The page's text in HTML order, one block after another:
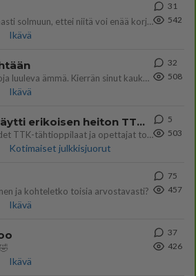
Välimme menivät niin pahasti solmuun, ettei niitä voi enää korjata. On aika jatkaa elämässä eteenpäin. Toivon sulle kaik
Ikävä
31
542
Olet pelkkä itsestään liikoja luuleva ämmä. Kierrän sinut kaukaa nyt ja aina. Olit mulle pelkkä lelu vaan.
Ikävä
32
508
Ernest Lawson täräytti erikoisen heiton TTK-lehdistötilaisuudessa: " Onko tässä tarkoituksena...?"
Ernest Lawson esitteli uudet TTK-tähtioppilaat ja opettajat torstaina 6.8. lehdistölle. Tulevalla kaudella on yksi hausk
Kotimaiset julkkisjuorut
5
503
ja kohteletko toisia arvostavasti?
Ikävä
75
457
Ikävä
37
426